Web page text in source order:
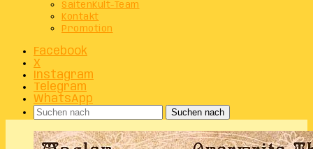
SaitenKult-Team
Kontakt
Promotion
Facebook
X
Instagram
Telegram
WhatsApp
Suchen nach